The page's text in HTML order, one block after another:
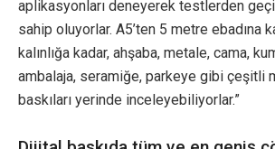
aplikasyonları deneyerek testlerden
sahip oluyorlar. A5’ten 5 metre ebadına
kalınlığa kadar, ahşaba, metale, cama,
ambalaja, seramiğe, parkeye gibi çeşitli
baskıları yerinde inceleyebiliyorlar.”